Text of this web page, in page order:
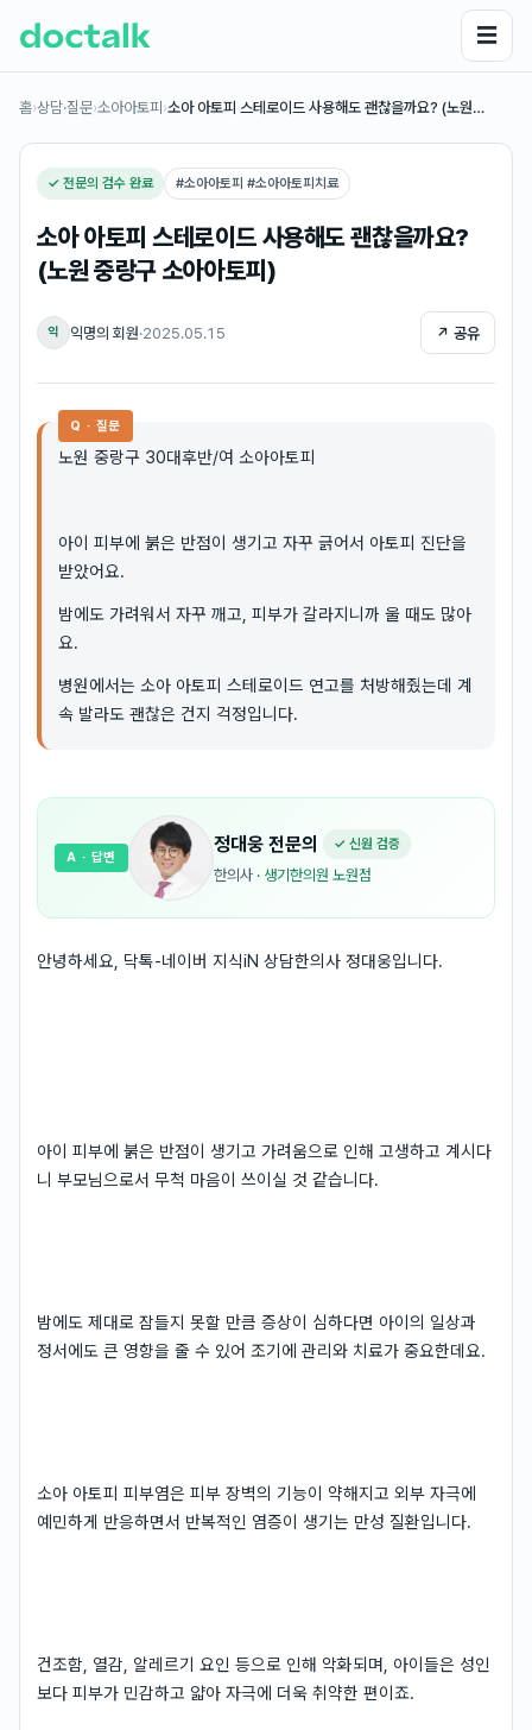
☰
홈›상담·질문›소아아토피 ›소아 아토피 스테로이드 사용해도 괜찮을까요? (노원…
✓ 전문의 검수 완료 #소아아토피 #소아아토피치료
소아 아토피 스테로이드 사용해도 괜찮을까요?
(노원 중랑구 소아아토피)
익 익명의 회원·2025.05.15 ↗ 공유
Q · 질문
노원 중랑구 30대후반/여 소아아토피
아이 피부에 붉은 반점이 생기고 자꾸 긁어서 아토피 진단을
받았어요.
밤에도 가려워서 자꾸 깨고, 피부가 갈라지니까 울 때도 많아
요.
병원에서는 소아 아토피 스테로이드 연고를 처방해줬는데 계
속 발라도 괜찮은 건지 걱정입니다.
정대웅 전문의 ✓ 신원 검증
한의사 · 생기한의원 노원점
A · 답변
안녕하세요, 닥톡-네이버 지식iN 상담한의사 정대웅입니다.
아이 피부에 붉은 반점이 생기고 가려움으로 인해 고생하고 계시다
니 부모님으로서 무척 마음이 쓰이실 것 같습니다.
밤에도 제대로 잠들지 못할 만큼 증상이 심하다면 아이의 일상과
정서에도 큰 영향을 줄 수 있어 조기에 관리와 치료가 중요한데요.
소아 아토피 피부염은 피부 장벽의 기능이 약해지고 외부 자극에
예민하게 반응하면서 반복적인 염증이 생기는 만성 질환입니다.
건조함, 열감, 알레르기 요인 등으로 인해 악화되며, 아이들은 성인
보다 피부가 민감하고 얇아 자극에 더욱 취약한 편이죠.